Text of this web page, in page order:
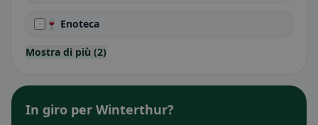
🍷 Enoteca
Mostra di più (2)
In giro per Winterthur?